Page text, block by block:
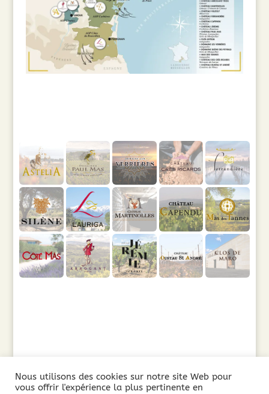
Nous utilisons des cookies sur notre site Web pour
vous offrir l'expérience la plus pertinente en